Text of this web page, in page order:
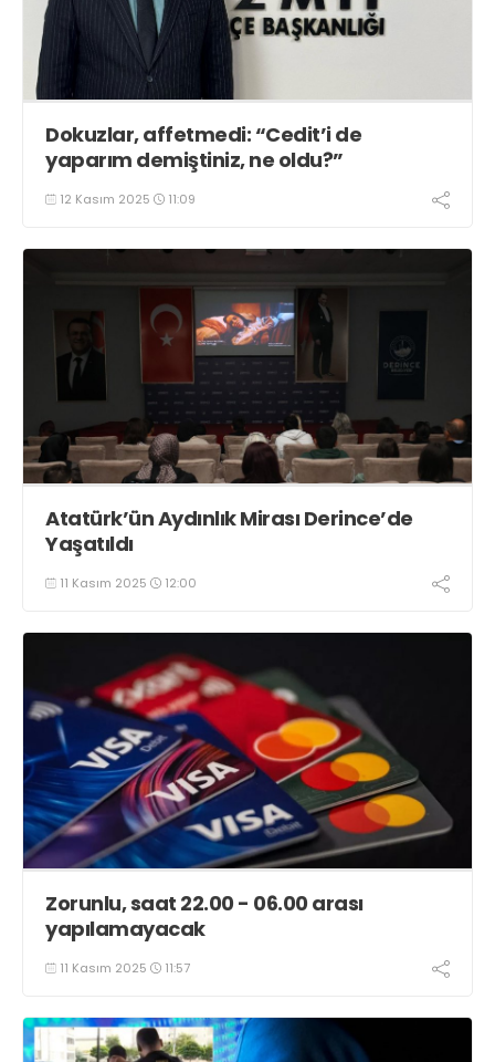
Dokuzlar, affetmedi: “Cedit’i de
yaparım demiştiniz, ne oldu?”
12 Kasım 2025 11:09
Atatürk’ün Aydınlık Mirası Derince’de
Yaşatıldı
11 Kasım 2025 12:00
Zorunlu, saat 22.00 - 06.00 arası
yapılamayacak
11 Kasım 2025 11:57